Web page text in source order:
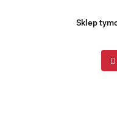
Sklep